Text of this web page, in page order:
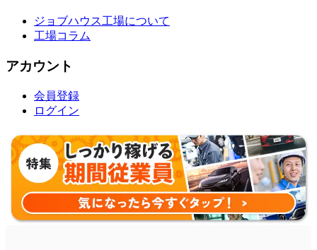
ジョブハウス工場について
工場コラム
アカウント
会員登録
ログイン